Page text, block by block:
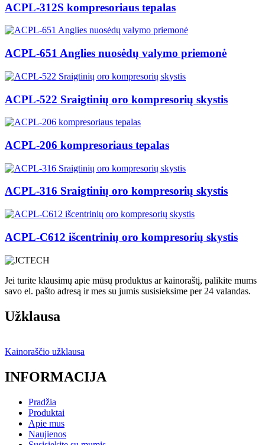
ACPL-312S kompresoriaus tepalas
ACPL-651 Anglies nuosėdų valymo priemonė
ACPL-522 Sraigtinių oro kompresorių skystis
ACPL-206 kompresoriaus tepalas
ACPL-316 Sraigtinių oro kompresorių skystis
ACPL-C612 išcentrinių oro kompresorių skystis
Jei turite klausimų apie mūsų produktus ar kainoraštį, palikite mums
savo el. pašto adresą ir mes su jumis susisieksime per 24 valandas.
Užklausa
Kainoraščio užklausa
INFORMACIJA
Pradžia
Produktai
Apie mus
Naujienos